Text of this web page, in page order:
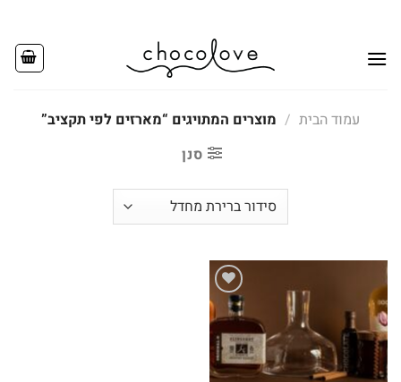
content
עמוד הבית / מוצרים המתויגים “מארזים לפי תקציב”
סנן
Add to
wishlist